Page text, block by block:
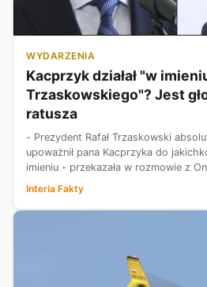
WYDARZENIA
Kacprzyk działał "w
Trzaskowskiego"? Jest
ratusza
- Prezydent Rafał Trzaskowski
upoważnił pana Kacprzyka do
imieniu - przekazała w rozmowie z
m.st. Warszawy Monika Beuth. To
prezes Szpital...
Interia Fakty